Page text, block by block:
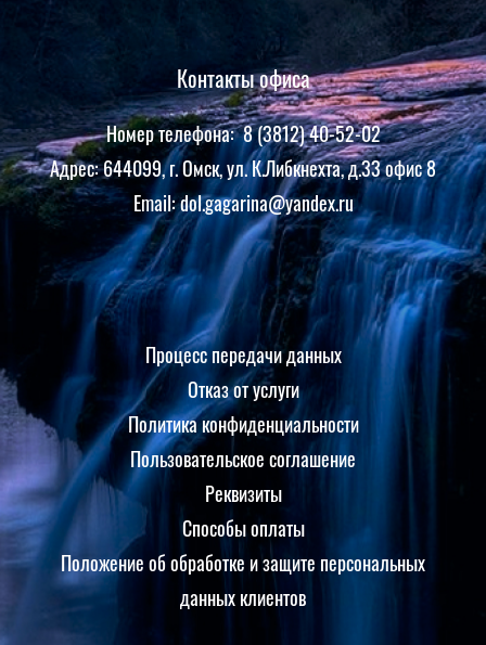
Контакты офиса
Номер телефона: 8 (3812) 40-52-02
Адрес: 644099, г. Омск, ул. К.Либкнехта, д.33 офис 8
Email: dol.gagarina@yandex.ru
Процесс передачи данных
Отказ от услуги
Политика конфиденциальности
Пользовательское соглашение
Реквизиты
Способы оплаты
Положение об обработке и защите персональных
данных клиентов